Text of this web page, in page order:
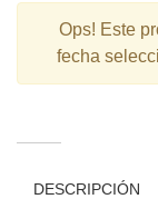
Ops! Este
fecha
DESCRIPCIÓN